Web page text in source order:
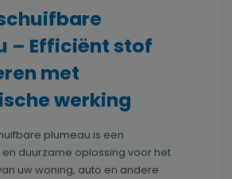
– Efficiënt stof
met
werking
plumeau is een
duurzame oplossing voor het
uw woning, auto en andere